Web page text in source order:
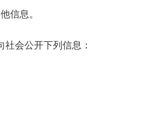
信息。
社会公开下列信息：